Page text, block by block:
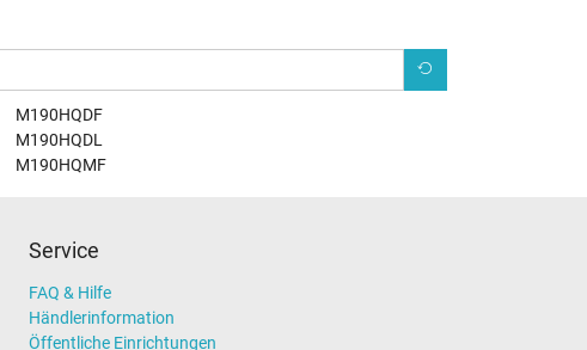
M190HQDF
M190HQDL
M190HQMF
Service
FAQ & Hilfe
Händlerinformation
Öffentliche Einrichtungen